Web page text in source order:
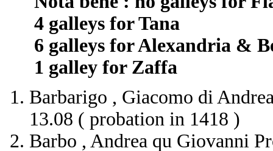
4 galleys for Tana
6 galleys for Alexandria &
1 galley for Zaffa
Barbarigo , Giacomo di
13.08 ( probation in 1418 )
Barbo , Andrea qu Giovanni